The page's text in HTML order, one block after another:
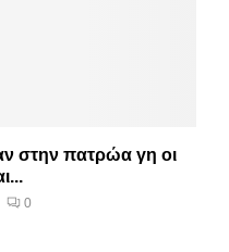
στην πατρώα γη οι
0